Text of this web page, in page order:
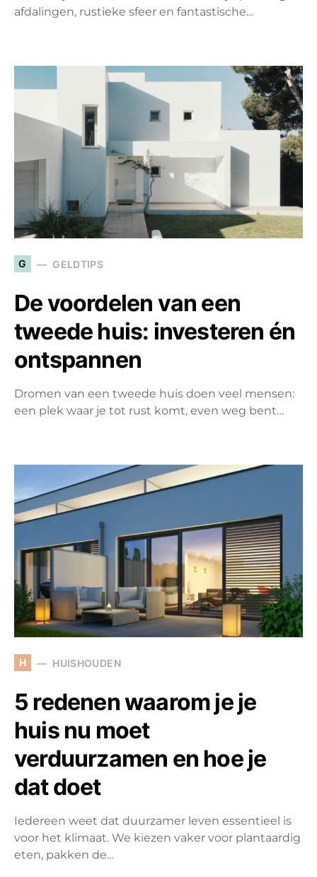
afdalingen, rustieke sfeer en fantastische…
G GELDTIPS
De voordelen van een
tweede huis: investeren én
ontspannen
Dromen van een tweede huis doen veel mensen:
een plek waar je tot rust komt, even weg bent…
H HUISHOUDEN
5 redenen waarom je je
huis nu moet
verduurzamen en hoe je
dat doet
Iedereen weet dat duurzamer leven essentieel is
voor het klimaat. We kiezen vaker voor plantaardig
eten, pakken de…